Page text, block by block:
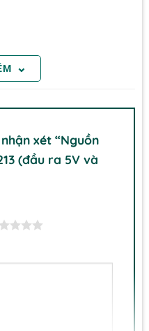
cho đầu ra 3
⌄
xét “Nguồn
(đầu ra 5V và